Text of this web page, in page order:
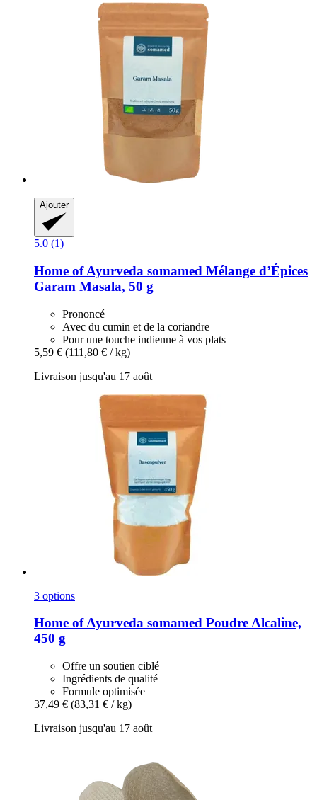
Ajouter
5.0 (1)
Home of Ayurveda somamed Mélange d’Épices
Garam Masala, 50 g
Prononcé
Avec du cumin et de la coriandre
Pour une touche indienne à vos plats
5,59 € (111,80 € / kg)
Livraison jusqu'au 17 août
3 options
Home of Ayurveda somamed Poudre Alcaline,
450 g
Offre un soutien ciblé
Ingrédients de qualité
Formule optimisée
37,49 € (83,31 € / kg)
Livraison jusqu'au 17 août